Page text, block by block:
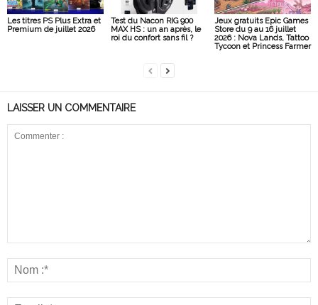
Les titres PS Plus Extra et
Premium de juillet 2026
Test du Nacon RIG 900
MAX HS : un an après, le
roi du confort sans fil ?
Jeux gratuits Epic Games
Store du 9 au 16 juillet
2026 : Nova Lands, Tattoo
Tycoon et Princess Farmer
LAISSER UN COMMENTAIRE